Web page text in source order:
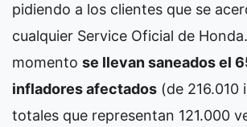
pidiendo a los clientes que se
cualquier Service Oficial de
momento se llevan saneados el
infladores afectados (de 216.010
totales que representan 121.000